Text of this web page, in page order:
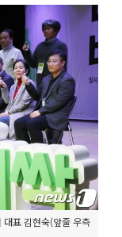
표 김현숙(앞줄 우측